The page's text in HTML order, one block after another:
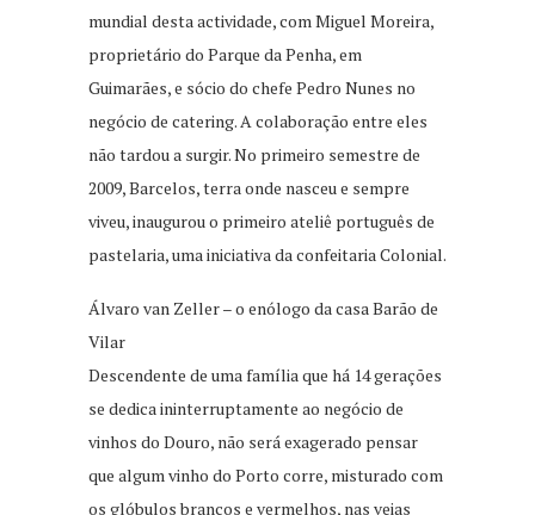
mundial desta actividade, com Miguel Moreira,
proprietário do Parque da Penha, em
Guimarães, e sócio do chefe Pedro Nunes no
negócio de catering. A colaboração entre eles
não tardou a surgir. No primeiro semestre de
2009, Barcelos, terra onde nasceu e sempre
viveu, inaugurou o primeiro ateliê português de
pastelaria, uma iniciativa da confeitaria Colonial.
Álvaro van Zeller – o enólogo da casa Barão de
Vilar
Descendente de uma família que há 14 gerações
se dedica ininterruptamente ao negócio de
vinhos do Douro, não será exagerado pensar
que algum vinho do Porto corre, misturado com
os glóbulos brancos e vermelhos, nas veias